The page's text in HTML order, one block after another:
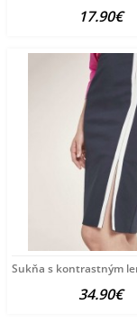
17.90€
Sukňa s kontrastným
34.90€